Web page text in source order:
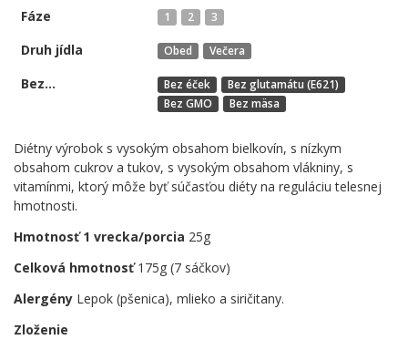
Fáze 1 2 3
Druh jídla Obed Večera
Bez... Bez éček
Bez glutamátu (E621)
Bez GMO
Bez mäsa
Diétny výrobok s vysokým obsahom bielkovín, s nízkym
obsahom cukrov a tukov, s vysokým obsahom vlákniny, s
vitamínmi, ktorý môže byť súčasťou diéty na reguláciu telesnej
hmotnosti.
Hmotnosť 1 vrecka/porcia 25g
Celková hmotnosť175g (7 sáčkov)
Alergény Lepok (pšenica), mlieko a siričitany.
Zloženie